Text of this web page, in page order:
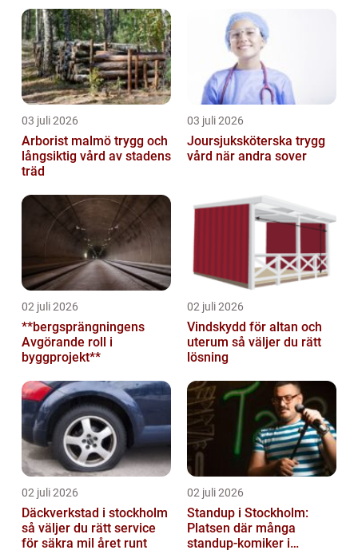
03 juli 2026
Arborist malmö trygg och
långsiktig vård av stadens
träd
03 juli 2026
Joursjuksköterska trygg
vård när andra sover
02 juli 2026
**bergsprängningens
Avgörande roll i
byggprojekt**
02 juli 2026
Vindskydd för altan och
uterum så väljer du rätt
lösning
02 juli 2026
Däckverkstad i stockholm
så väljer du rätt service
för säkra mil året runt
02 juli 2026
Standup i Stockholm:
Platsen där många
standup-komiker i